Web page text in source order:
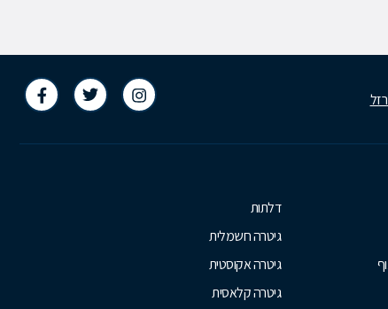
דלתות
גיטרה חשמלית
גיטרה אקוסטית
גיטרה קלאסית